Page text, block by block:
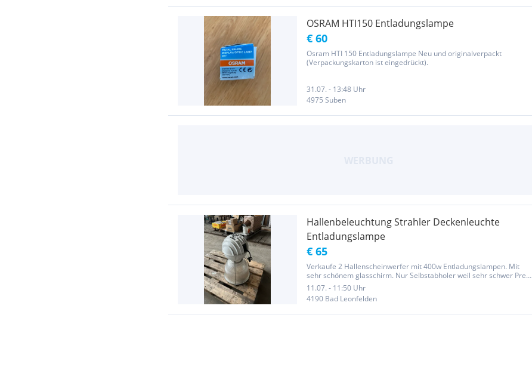
OSRAM HTI150 Entladungslampe
€ 60
Osram HTI 150 Entladungslampe Neu und originalverpackt
(Verpackungskarton ist eingedrückt).
31.07. - 13:48 Uhr
4975 Suben
Hallenbeleuchtung Strahler Deckenleuchte
Entladungslampe
€ 65
Verkaufe 2 Hallenscheinwerfer mit 400w Entladungslampen. Mit
sehr schönem glasschirm. Nur Selbstabholer weil sehr schwer Preis
je Stück
11.07. - 11:50 Uhr
4190 Bad Leonfelden